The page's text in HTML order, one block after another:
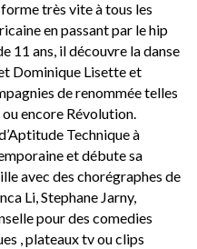
très vite à tous les
en passant par le hip
11 ans, il découvre la danse
Dominique Lisette et
de renommée telles
encore Révolution.
Technique à
et débute sa
avec des chorégraphes de
Li, Stephane Jarny,
pour des comedies
, plateaux tv ou clips